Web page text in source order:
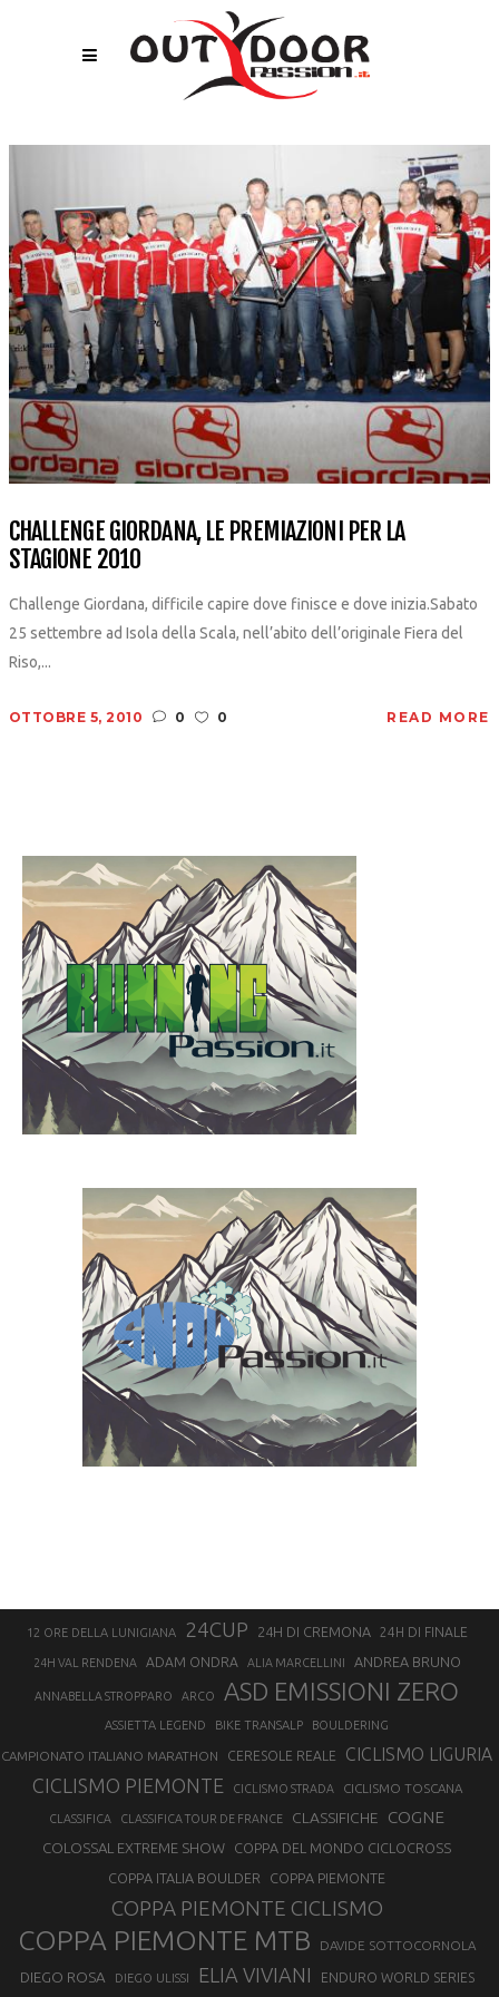
CHALLENGE GIORDANA, LE PREMIAZIONI PER LA
STAGIONE 2010
Challenge Giordana, difficile capire dove finisce e dove inizia.Sabato
25 settembre ad Isola della Scala, nell’abito dell’originale Fiera del
Riso,...
OTTOBRE 5, 2010 0 0 READ MORE
12 ORE DELLA LUNIGIANA 24CUP 24H DI CREMONA 24H DI FINALE
24H VAL RENDENA ADAM ONDRA ALIA MARCELLINI ANDREA BRUNO
ANNABELLA STROPPARO ARCO ASD EMISSIONI ZERO
ASSIETTA LEGEND BIKE TRANSALP BOULDERING
CAMPIONATO ITALIANO MARATHON CERESOLE REALE CICLISMO LIGURIA
CICLISMO PIEMONTE CICLISMO STRADA CICLISMO TOSCANA
CLASSIFICA CLASSIFICA TOUR DE FRANCE CLASSIFICHE COGNE
COLOSSAL EXTREME SHOW
COPPA DEL MONDO CICLOCROSS
COPPA ITALIA BOULDER
COPPA PIEMONTE
COPPA PIEMONTE CICLISMO
COPPA PIEMONTE MTB DAVIDE SOTTOCORNOLA
DIEGO ROSA DIEGO ULISSI ELIA VIVIANI ENDURO WORLD SERIES